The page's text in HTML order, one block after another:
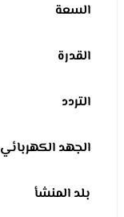
السعة
القدرة
التردد
الجهد الكهربائي
بلد المنشأ